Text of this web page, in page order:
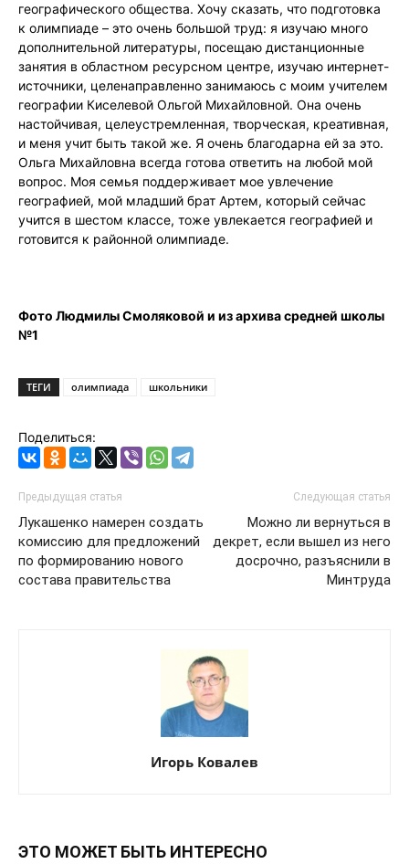
географического общества. Хочу сказать, что подготовка
к олимпиаде – это очень большой труд: я изучаю много
дополнительной литературы, посещаю дистанционные
занятия в областном ресурсном центре, изучаю интернет-
источники, целенаправленно занимаюсь с моим учителем
географии Киселевой Ольгой Михайловной. Она очень
настойчивая, целеустремленная, творческая, креативная,
и меня учит быть такой же. Я очень благодарна ей за это.
Ольга Михайловна всегда готова ответить на любой мой
вопрос. Моя семья поддерживает мое увлечение
географией, мой младший брат Артем, который сейчас
учится в шестом классе, тоже увлекается географией и
готовится к районной олимпиаде.
Фото Людмилы Смоляковой и из архива средней школы
№1
ТЕГИ олимпиада школьники
Поделиться:
Предыдущая статья
Лукашенко намерен создать
комиссию для предложений
по формированию нового
состава правительства
Следующая статья
Можно ли вернуться в
декрет, если вышел из него
досрочно, разъяснили в
Минтруда
Игорь Ковалев
ЭТО МОЖЕТ БЫТЬ ИНТЕРЕСНО